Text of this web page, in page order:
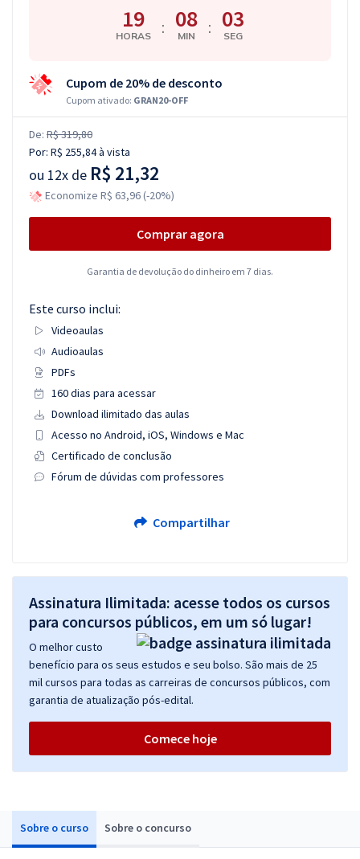
Sobre o curso Sobre o concurso
19
HORAS : 08
MIN : 03
SEG
Cupom de 20% de desconto
Cupom ativado: GRAN20-OFF
De: R$ 319,80
Por: R$ 255,84à vista
ou 12x de R$ 21,32
Economize R$ 63,96 (-20%)
Comprar agora
Garantia de devolução do dinheiro em 7 dias.
Este curso inclui:
Videoaulas
Audioaulas
PDFs
160 dias para acessar
Download ilimitado das aulas
Acesso no Android, iOS, Windows e Mac
Certificado de conclusão
Fórum de dúvidas com professores
Compartilhar
Assinatura Ilimitada: acesse todos os cursos
para concursos públicos, em um só lugar!
O melhor custo
benefício para os seus estudos e seu bolso. São mais de 25
mil cursos para todas as carreiras de concursos públicos, com
garantia de atualização pós-edital.
Comece hoje